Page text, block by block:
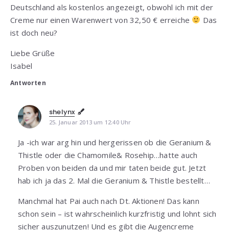
Deutschland als kostenlos angezeigt, obwohl ich mit der
Creme nur einen Warenwert von 32,50 € erreiche
Das
ist doch neu?
Liebe Grüße
Isabel
Antworten
shelynx
25. Januar 2013 um 12:40 Uhr
Ja -ich war arg hin und hergerissen ob die Geranium &
Thistle oder die Chamomile& Rosehip…hatte auch
Proben von beiden da und mir taten beide gut. Jetzt
hab ich ja das 2. Mal die Geranium & Thistle bestellt…
Manchmal hat Pai auch nach Dt. Aktionen! Das kann
schon sein – ist wahrscheinlich kurzfristig und lohnt sich
sicher auszunutzen! Und es gibt die Augencreme